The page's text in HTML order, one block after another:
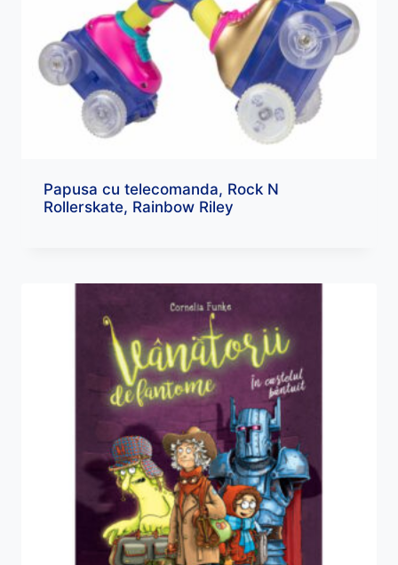
Papusa cu telecomanda, Rock N
Rollerskate, Rainbow Riley